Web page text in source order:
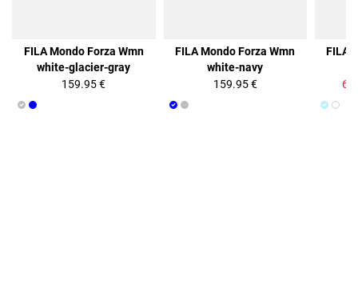
FILA Mondo Forza Wmn
white-glacier-gray
159.95 €
FILA Mondo Forza Wmn
white-navy
159.95 €
FILA